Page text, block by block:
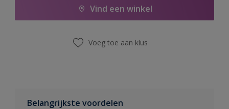
Vind een winkel
Voeg toe aan klus
Belangrijkste voordelen